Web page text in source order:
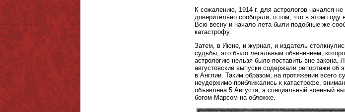
К сожалению, 1914 г. для астрологов начался
доверительно сообщали, о том, что в этом году
Всю весну и начало лета были подобные же
катастрофу.
Затем, в Июне, и журнал, и издатель
судьбы, это было легальным обвинением,
астрологию нельзя было поставить вне
августовские выпуски содержали репортажи об
в Англии. Таким образом, на протяжении всего
неудержимо приближались к катастрофе,
объявлена 5 Августа, а специальный военный
богом Марсом на обложке.